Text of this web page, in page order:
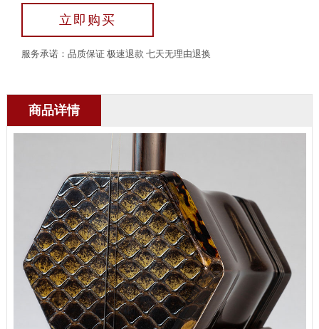
立即购买
服务承诺：品质保证 极速退款 七天无理由退换
商品详情